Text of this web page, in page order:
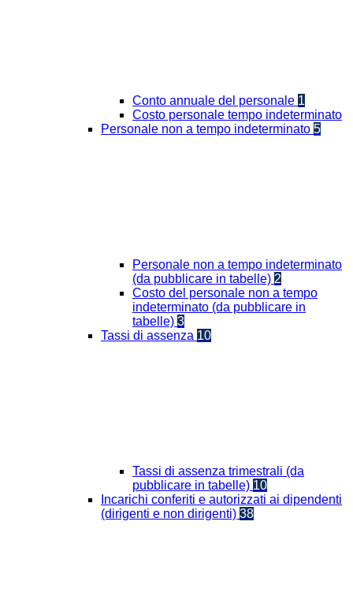
Conto annuale del personale 1
Costo personale tempo indeterminato
Personale non a tempo indeterminato 5
Personale non a tempo indeterminato
(da pubblicare in tabelle) 2
Costo del personale non a tempo
indeterminato (da pubblicare in
tabelle) 3
Tassi di assenza 10
Tassi di assenza trimestrali (da
pubblicare in tabelle) 10
Incarichi conferiti e autorizzati ai dipendenti
(dirigenti e non dirigenti) 38